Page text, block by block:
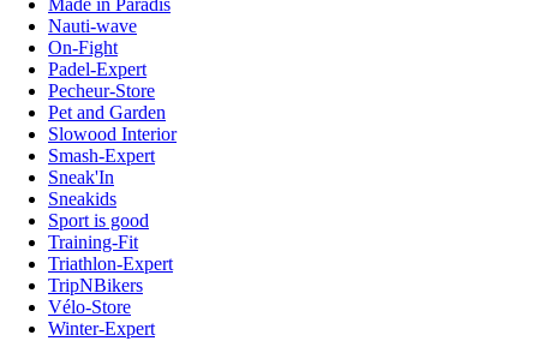
Made in Paradis
Nauti-wave
On-Fight
Padel-Expert
Pecheur-Store
Pet and Garden
Slowood Interior
Smash-Expert
Sneak'In
Sneakids
Sport is good
Training-Fit
Triathlon-Expert
TripNBikers
Vélo-Store
Winter-Expert